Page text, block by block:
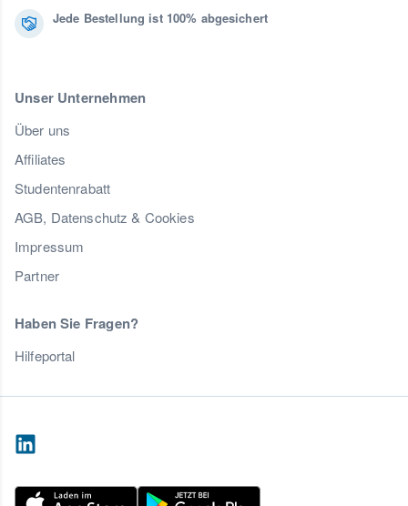
Jede Bestellung ist 100% abgesichert
Unser Unternehmen
Über uns
Affiliates
Studentenrabatt
AGB, Datenschutz & Cookies
Impressum
Partner
Haben Sie Fragen?
Hilfeportal